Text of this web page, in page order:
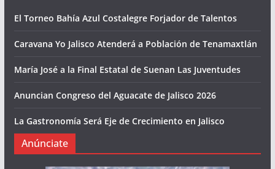
El Torneo Bahía Azul Costalegre Forjador de Talentos
Caravana Yo Jalisco Atenderá a Población de Tenamaxtlán
María José a la Final Estatal de Suenan Las Juventudes
Anuncian Congreso del Aguacate de Jalisco 2026
La Gastronomía Será Eje de Crecimiento en Jalisco
Anúnciate